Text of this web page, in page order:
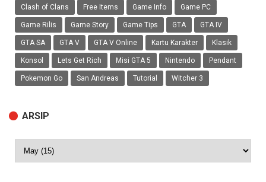
Clash of Clans Free Items Game Info Game PC
Game Rilis Game Story Game Tips GTA GTA IV
GTA SA GTA V GTA V Online Kartu Karakter Klasik
Konsol Lets Get Rich Misi GTA 5 Nintendo Pendant
Pokemon Go San Andreas Tutorial Witcher 3
ARSIP